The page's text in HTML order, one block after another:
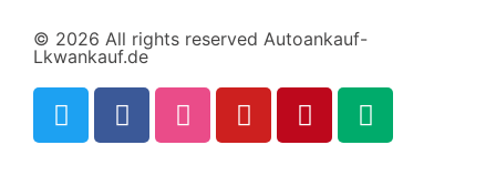
© 2026 All rights reserved Autoankauf-
Lkwankauf.de